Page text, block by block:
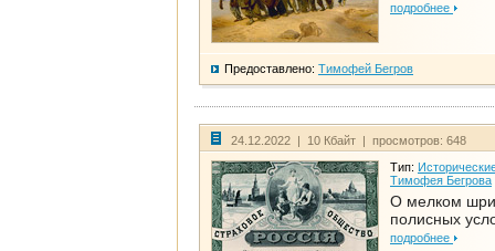
подробнее
Предоставлено: Тимофей Бегров
24.12.2022 | 10 Кбайт | просмотров: 648
Тип:
Тимофея Бегрова
О мелком
полисных
подробнее